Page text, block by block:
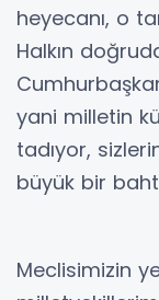
heyecanı, o
Halkın
yani milletin
tadıyor,
büyük bir
Meclisimizin